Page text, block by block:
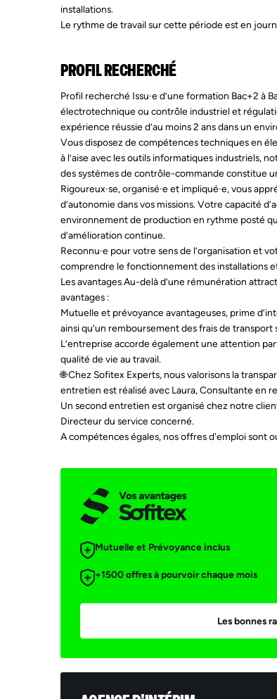
installations.
Le rythme de travail sur cette période est en
PROFIL RECHERCHÉ
Profil recherché Issu·e d’une formation Bac+2 à
électrotechnique ou contrôle industriel et
expérience réussie d’au moins 2 ans dans un
Vous disposez de compétences techniques en
à l’aise avec les outils informatiques industriels,
des systèmes de contrôle-commande constitue
Rigoureux·se, organisé·e et impliqué·e, vous
d’autonomie dans vos missions. Votre capacité
environnement de production en rythme posté
d’amélioration continue.
Reconnu·e pour votre sens de l’organisation et
comprendre le fonctionnement des installations
Les avantages Au-delà d’une rémunération
avantages :
Mutuelle et prévoyance avantageuses, prime
ainsi qu’un remboursement des frais de transport
L’entreprise accorde également une attention
qualité de vie au travail.
🌐 Chez Sofitex Experts, nous valorisons la
entretien est réalisé avec Laura, Consultante en
Un second entretien est organisé chez notre
Directeur du service concerné.
A compétences égales, nos offres d'emploi sont
Mutuelle et Prévoyance inclus
+1500 offres à pourvoir chaque mois
Les bonnes